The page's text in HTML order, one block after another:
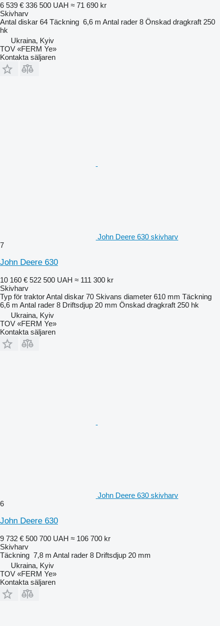
6 539 € 336 500 UAH ≈ 71 690 kr
Skivharv
Antal diskar 64 Täckning 6,6 m Antal rader 8 Önskad dragkraft 250
hk
Ukraina, Kyiv
TOV «FERM Ye»
Kontakta säljaren
John Deere 630 skivharv
7
John Deere 630
10 160 € 522 500 UAH ≈ 111 300 kr
Skivharv
Typ för traktorAntal diskar 70 Skivans diameter 610 mm Täckning
6,6 m Antal rader 8 Driftsdjup 20 mm Önskad dragkraft 250 hk
Ukraina, Kyiv
TOV «FERM Ye»
Kontakta säljaren
John Deere 630 skivharv
6
John Deere 630
9 732 € 500 700 UAH ≈ 106 700 kr
Skivharv
Täckning 7,8 m Antal rader 8 Driftsdjup 20 mm
Ukraina, Kyiv
TOV «FERM Ye»
Kontakta säljaren